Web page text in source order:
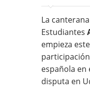
La
Estudiantes
empieza
española en
disputa en